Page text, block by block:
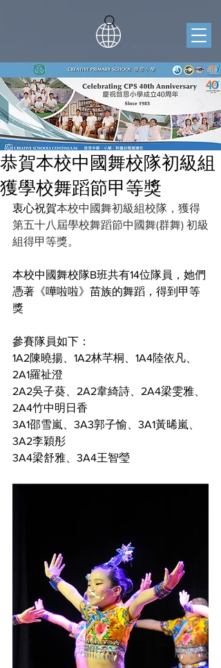
恭賀本校中國舞校隊初級組
獲學校舞蹈節甲等獎
衷心祝賀本校中國舞初級組校隊，獲得
第五十八屆學校舞蹈節中國舞(群舞) 初級
組得甲等獎。
本校中國舞校隊B班共有14位隊員，她們
憑著《嘩啦啦》苗族的舞蹈，得到甲等
獎
參賽隊員如下：
1A2陳曉揚、1A2林芊桐、1A4陸依凡、
2A1羅祉澄
2A2吳子葵、2A2韋綺詩、2A4梁雯雅、
2A4竹中明日香
3A1邵雪嵐、3A3郭子愉、3A1黃晞嵐、
3A2李穎彤
3A4梁舒雅、3A4王智瑩